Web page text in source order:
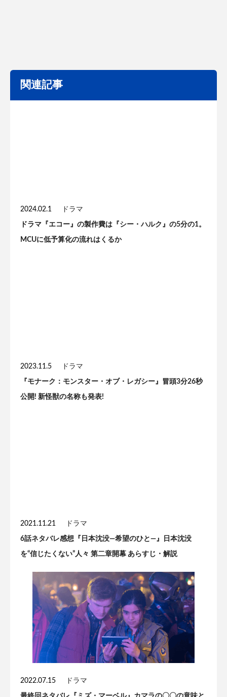
関連記事
2024.02.1 ドラマ
ドラマ『エコー』の製作費は『シー・ハルク』の5分の1。
MCUに低予算化の流れはくるか
2023.11.5 ドラマ
『モナーク：モンスター・オブ・レガシー』冒頭3分26秒
公開! 新怪獣の名称も発表!
2021.11.21 ドラマ
6話ネタバレ感想『日本沈没―希望のひと―』日本沈没
を“信じたくない”人々 第二章開幕 あらすじ・解説
2022.07.15 ドラマ